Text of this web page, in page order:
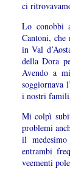
ci
Lo conobbi
Cantoni, che
in Val
della Dora
Avendo a
soggiornava
i nostri
Mi colpì
problemi
il medesimo
entrambi
veementi